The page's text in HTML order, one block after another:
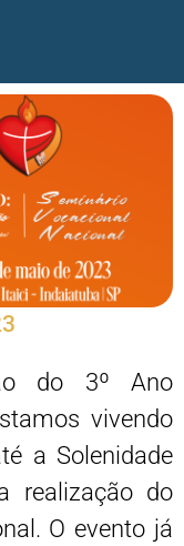
do 3º Ano
vivendo
a Solenidade
realização do
O evento já